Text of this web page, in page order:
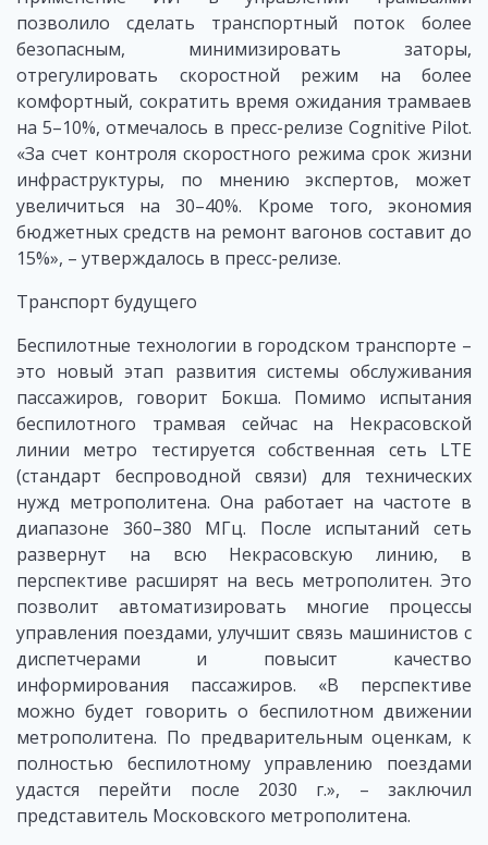
позволило сделать транспортный поток более
безопасным, минимизировать заторы,
отрегулировать скоростной режим на более
комфортный, сократить время ожидания трамваев
на 5–10%, отмечалось в пресс-релизе Cognitive Pilot.
«За счет контроля скоростного режима срок жизни
инфраструктуры, по мнению экспертов, может
увеличиться на 30–40%. Кроме того, экономия
бюджетных средств на ремонт вагонов составит до
15%», – утверждалось в пресс-релизе.
Транспорт будущего
Беспилотные технологии в городском транспорте –
это новый этап развития системы обслуживания
пассажиров, говорит Бокша. Помимо испытания
беспилотного трамвая сейчас на Некрасовской
линии метро тестируется собственная сеть LTE
(стандарт беспроводной связи) для технических
нужд метрополитена. Она работает на частоте в
диапазоне 360–380 МГц. После испытаний сеть
развернут на всю Некрасовскую линию, в
перспективе расширят на весь метрополитен. Это
позволит автоматизировать многие процессы
управления поездами, улучшит связь машинистов с
диспетчерами и повысит качество
информирования пассажиров. «В перспективе
можно будет говорить о беспилотном движении
метрополитена. По предварительным оценкам, к
полностью беспилотному управлению поездами
удастся перейти после 2030 г.», – заключил
представитель Московского метрополитена.